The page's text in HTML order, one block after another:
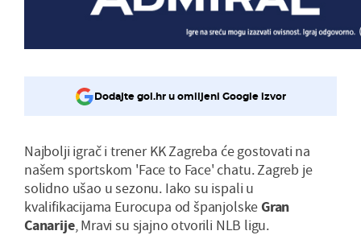
Dodajte gol.hr u omiljeni Google izvor
Najbolji igrač i trener KK Zagreba će gostovati na
našem sportskom 'Face to Face' chatu. Zagreb je
solidno ušao u sezonu. Iako su ispali u
kvalifikacijama Eurocupa od španjolskeGran
Canarije, Mravi su sjajno otvorili NLB ligu.